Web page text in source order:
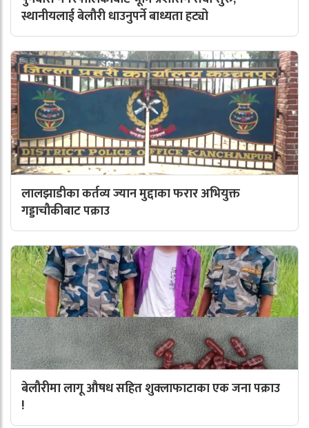
स्थानीयलाई बेलौरी धाउनुपर्ने बाध्यता हट्यो
लालझाडीका कर्तव्य ज्यान मुद्दाका फरार अभियुक्त
गड्डाचौकीबाट पक्राउ
बेलौरीमा लागू औषध सहित शुक्लाफाटाका एक जना पक्राउ
!